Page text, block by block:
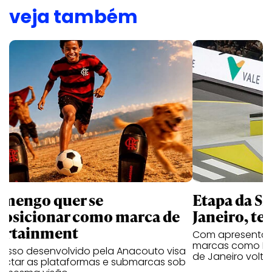
veja também
quer se
como marca de
desenvolvido pela Anacouto visa
as plataformas e submarcas sob
Etapa da
Janeiro,
Com
marcas como
de Janeiro